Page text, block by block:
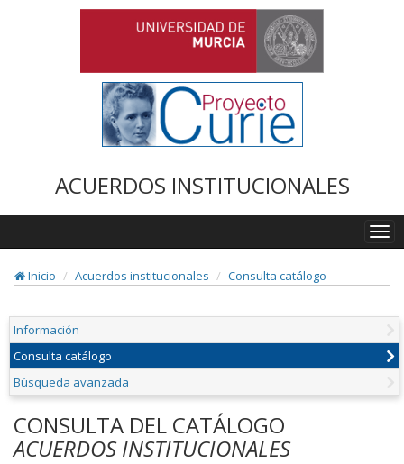
ACUERDOS INSTITUCIONALES
Inicio
Acuerdos institucionales Consulta catálogo
Información
Consulta catálogo
Búsqueda avanzada
CONSULTA DEL CATÁLOGO
ACUERDOS INSTITUCIONALES